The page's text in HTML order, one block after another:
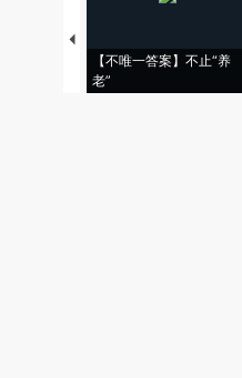
【不唯一答案】不止“养
老”